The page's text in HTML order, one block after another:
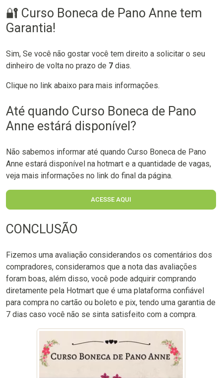
🔐 Curso Boneca de Pano Anne tem
Garantia!
Sim, Se você não gostar você tem direito a solicitar o seu
dinheiro de volta no prazo de 7 dias.
Clique no link abaixo para mais informações.
Até quando Curso Boneca de Pano
Anne estárá disponível?
Não sabemos informar até quando Curso Boneca de Pano
Anne estará disponível na hotmart e a quantidade de vagas,
veja mais informações no link do final da página.
ACESSE AQUI
CONCLUSÃO
Fizemos uma avaliação considerandos os comentários dos
compradores, consideramos que a nota das avaliações
foram boas, além disso, você pode adquirir comprando
diretamente pela Hotmart que é uma plataforma confiável
para compra no cartão ou boleto e pix, tendo uma garantia de
7 dias caso você não se sinta satisfeito com a compra.